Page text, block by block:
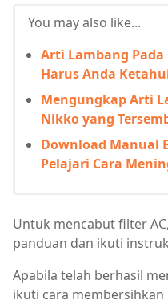
You may also like...
Arti Lambang Pada
Harus Anda
Mengungkap Arti
Nikko yang
Download Manual
Pelajari Cara
Untuk mencabut filter
panduan dan ikuti
Apabila telah berhasil
ikuti cara